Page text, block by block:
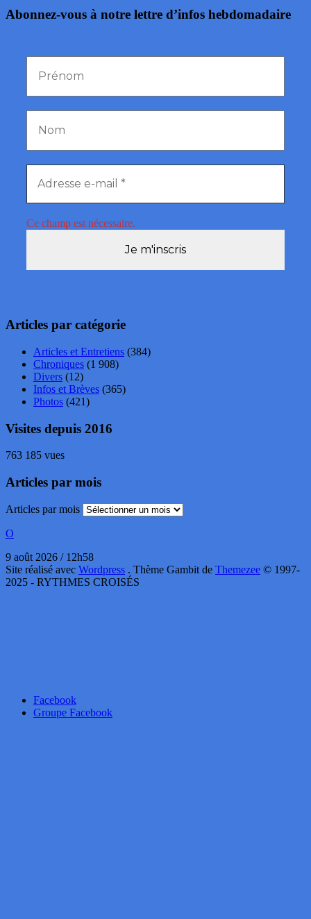
Abonnez-vous à notre lettre d’infos hebdomadaire
Ce champ est nécessaire.
Articles par catégorie
Articles et Entretiens (384)
Chroniques (1 908)
Divers (12)
Infos et Brèves (365)
Photos (421)
Visites depuis 2016
763 185 vues
Articles par mois
Articles par mois
O
9 août 2026 / 12h58
Site réalisé avec Wordpress . Thème Gambit de Themezee © 1997-
2025 - RYTHMES CROISÉS
Facebook
Groupe Facebook